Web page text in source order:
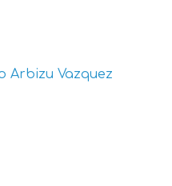
Arbizu Vazquez